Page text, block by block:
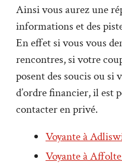
Ainsi vous aurez une
informations et des
En effet si vous vous
rencontres, si votre
posent des soucis ou si
d’ordre financier, il est
contacter en privé.
Voyante à
Voyante à